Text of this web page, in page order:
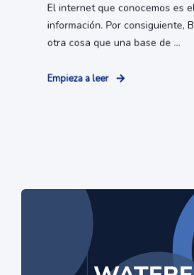
El internet que conocemos es
información. Por consiguiente,
otra cosa que una base de ...
Empieza a leer